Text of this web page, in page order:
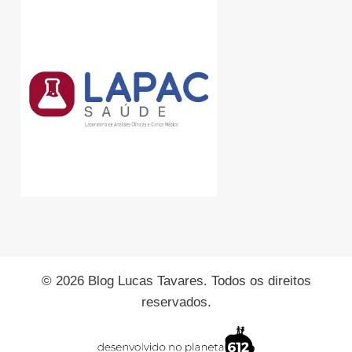
© 2026 Blog Lucas Tavares. Todos os direitos
reservados.